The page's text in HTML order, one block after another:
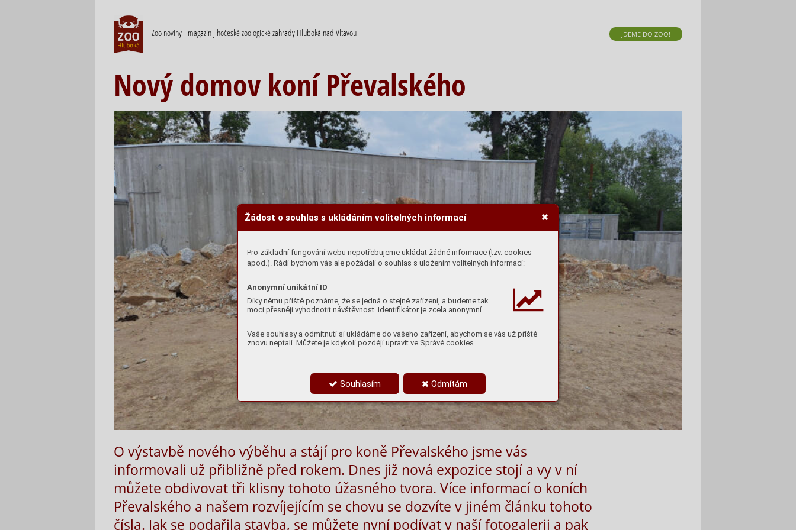
Žádost o souhlas s ukládáním volitelných informací
Pro základní fungování webu nepotřebujeme ukládat žádné informace (tzv. cookies
apod.). Rádi bychom vás ale požádali o souhlas s uložením volitelných informací:
Anonymní unikátní ID
Díky němu příště poznáme, že se jedná o stejné zařízení, a budeme tak
moci přesněji vyhodnotit návštěvnost. Identifikátor je zcela anonymní.
Vaše souhlasy a odmítnutí si ukládáme do vašeho zařízení, abychom se vás už příště
znovu neptali. Můžete je kdykoli později upravit ve Správě cookies
Souhlasím Odmítám
Zoo noviny - magazín Jihočeské zoologické zahrady Hluboká nad Vltavou JDEME DO ZOO!
Nový domov koní Převalského
O výstavbě nového výběhu a stájí pro koně Převalského jsme vás
informovali už přibližně před rokem. Dnes již nová expozice stojí a vy v ní
můžete obdivovat tři klisny tohoto úžasného tvora. Více informací o koních
Převalského a našem rozvíjejícím se chovu se dozvíte v jiném článku tohoto
čísla. Jak se podařila stavba, se můžete nyní podívat v naší fotogalerii a pak